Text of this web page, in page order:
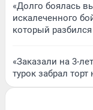
«Долго боялась
искалеченного
который
«Заказали на 3-
турок забрал